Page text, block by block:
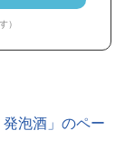
）
泡酒」のペー